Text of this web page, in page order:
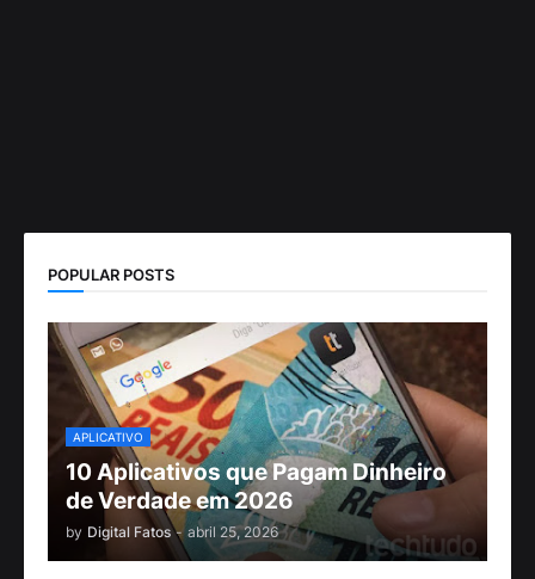
POPULAR POSTS
APLICATIVO
10 Aplicativos que Pagam Dinheiro
de Verdade em 2026
by Digital Fatos - abril 25, 2026